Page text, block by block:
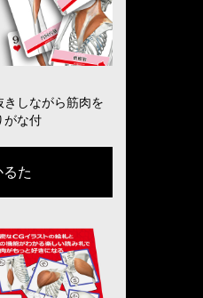
しながら筋肉を
がな付
た